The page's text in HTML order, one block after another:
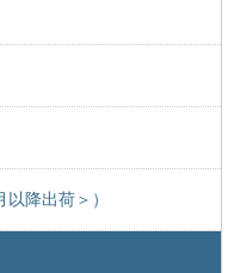
降出荷＞）